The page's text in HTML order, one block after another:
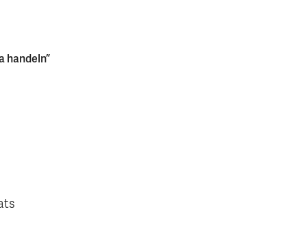
handeln”